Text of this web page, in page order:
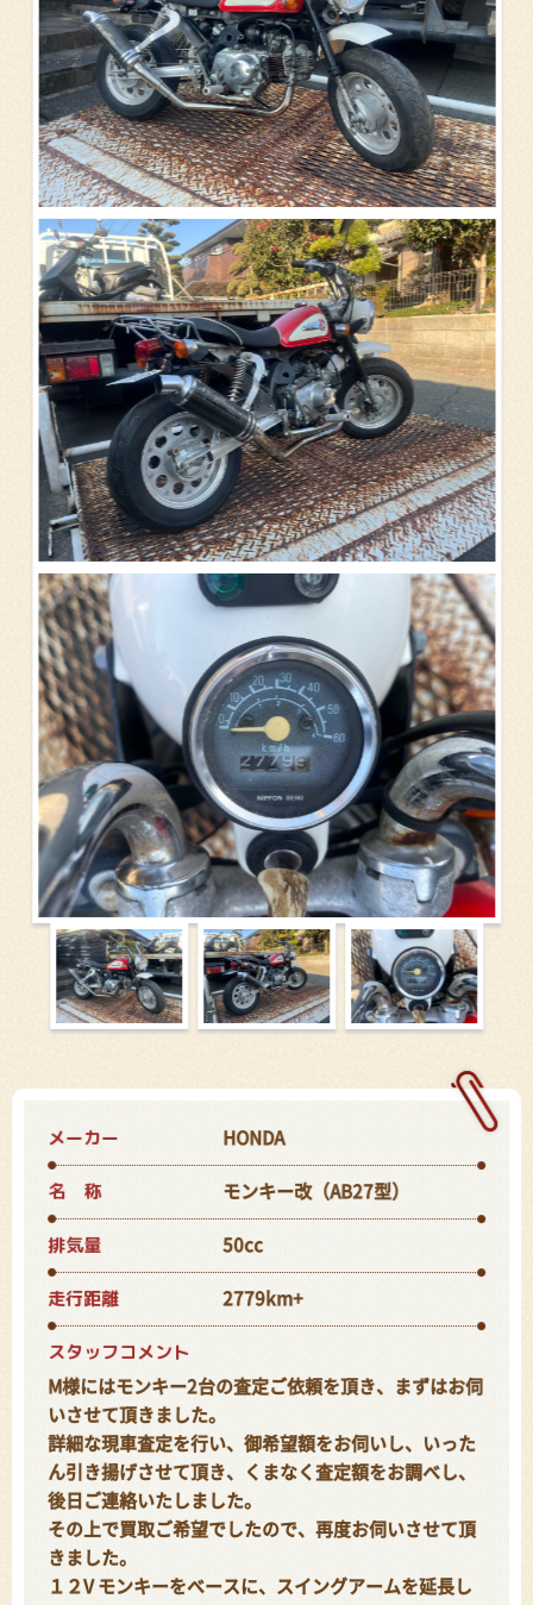
メーカー HONDA
名 称 モンキー改（AB27型）
排気量 50cc
走行距離 2779km+
スタッフコメント
M様にはモンキー2台の査定ご依頼を頂き、まずはお伺
いさせて頂きました。
詳細な現車査定を行い、御希望額をお伺いし、いった
ん引き揚げさせて頂き、くまなく査定額をお調べし、
後日ご連絡いたしました。
その上で買取ご希望でしたので、再度お伺いさせて頂
きました。
１２V モンキーをベースに、スイングアームを延長し